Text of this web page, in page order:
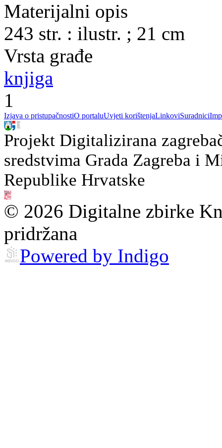
Materijalni opis
243 str. : ilustr. ; 21 cm
Vrsta građe
knjiga
1
Izjava o pristupačnostiO portaluUvjeti korištenjaLinkoviSuradnici
Projekt Digitalizirana
sredstvima Grada Zagreba i
Republike Hrvatske
© 2026 Digitalne zbirke
pridržana
Powered by Indigo